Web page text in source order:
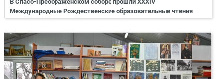
В Спасо-Преображенском соборе прошли XXXIV
Международные Рождественские образовательные чтения